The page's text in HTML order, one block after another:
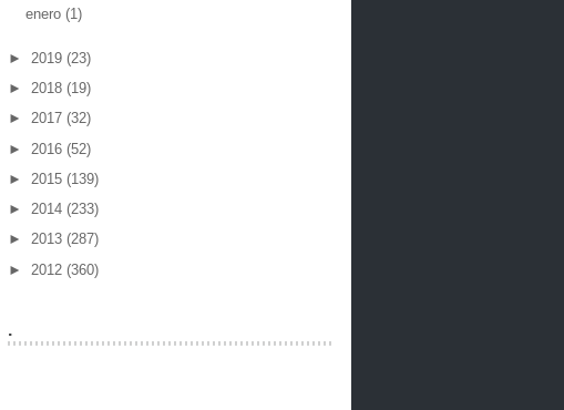
enero (1)
► 2019 (23)
► 2018 (19)
► 2017 (32)
► 2016 (52)
► 2015 (139)
► 2014 (233)
► 2013 (287)
► 2012 (360)
.